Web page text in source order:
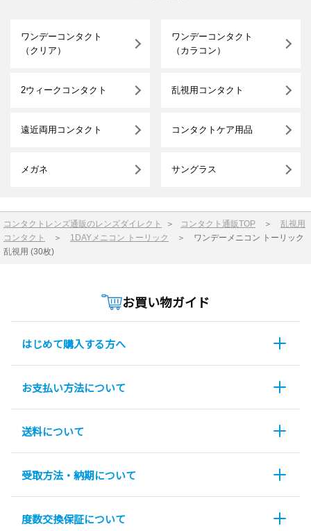
ワンデーコンタクト
（クリア）
ワンデーコンタクト
（カラコン）
2ウィークコンタクト 乱視用コンタクト
遠近両用コンタクト コンタクトケア用品
メガネ サングラス
コンタクトレンズ通販のレンズダイレクト ＞ コンタクト通販TOP ＞ 乱視用
コンタクト
＞ 1DAYメニコン トーリック ＞ ワンデーメニコン トーリック
乱視用 (30枚)
お買い物ガイド
はじめて購入する方へ
お支払い方法について
送料について
受取方法・納期について
度数交換保証について